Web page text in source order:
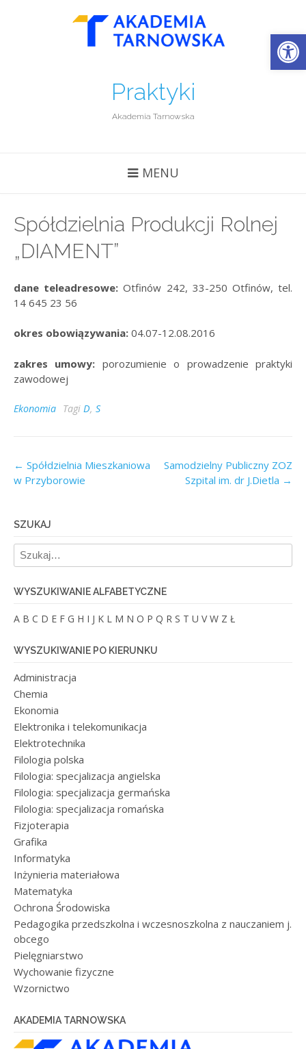
Praktyki
Akademia Tarnowska
MENU
Spółdzielnia Produkcji Rolnej
„DIAMENT”
dane teleadresowe:Otfinów 242, 33-250 Otfinów, tel.
14 645 23 56
okres obowiązywania: 04.07-12.08.2016
zakres umowy: porozumienie o prowadzenie praktyki
zawodowej
Ekonomia Tagi D, S
Post
← Spółdzielnia Mieszkaniowa
w Przyborowie
Samodzielny Publiczny ZOZ
Szpital im. dr J.Dietla →
SZUKAJ
WYSZUKIWANIE ALFABETYCZNE
A B C D E F G H I J K L M N O P Q R S T U V W Z Ł
WYSZUKIWANIE PO KIERUNKU
Administracja
Chemia
Ekonomia
Elektronika i telekomunikacja
Elektrotechnika
Filologia polska
Filologia: specjalizacja angielska
Filologia: specjalizacja germańska
Filologia: specjalizacja romańska
Fizjoterapia
Grafika
Informatyka
Inżynieria materiałowa
Matematyka
Ochrona Środowiska
Pedagogika przedszkolna i wczesnoszkolna z nauczaniem j.
obcego
Pielęgniarstwo
Wychowanie fizyczne
Wzornictwo
AKADEMIA TARNOWSKA